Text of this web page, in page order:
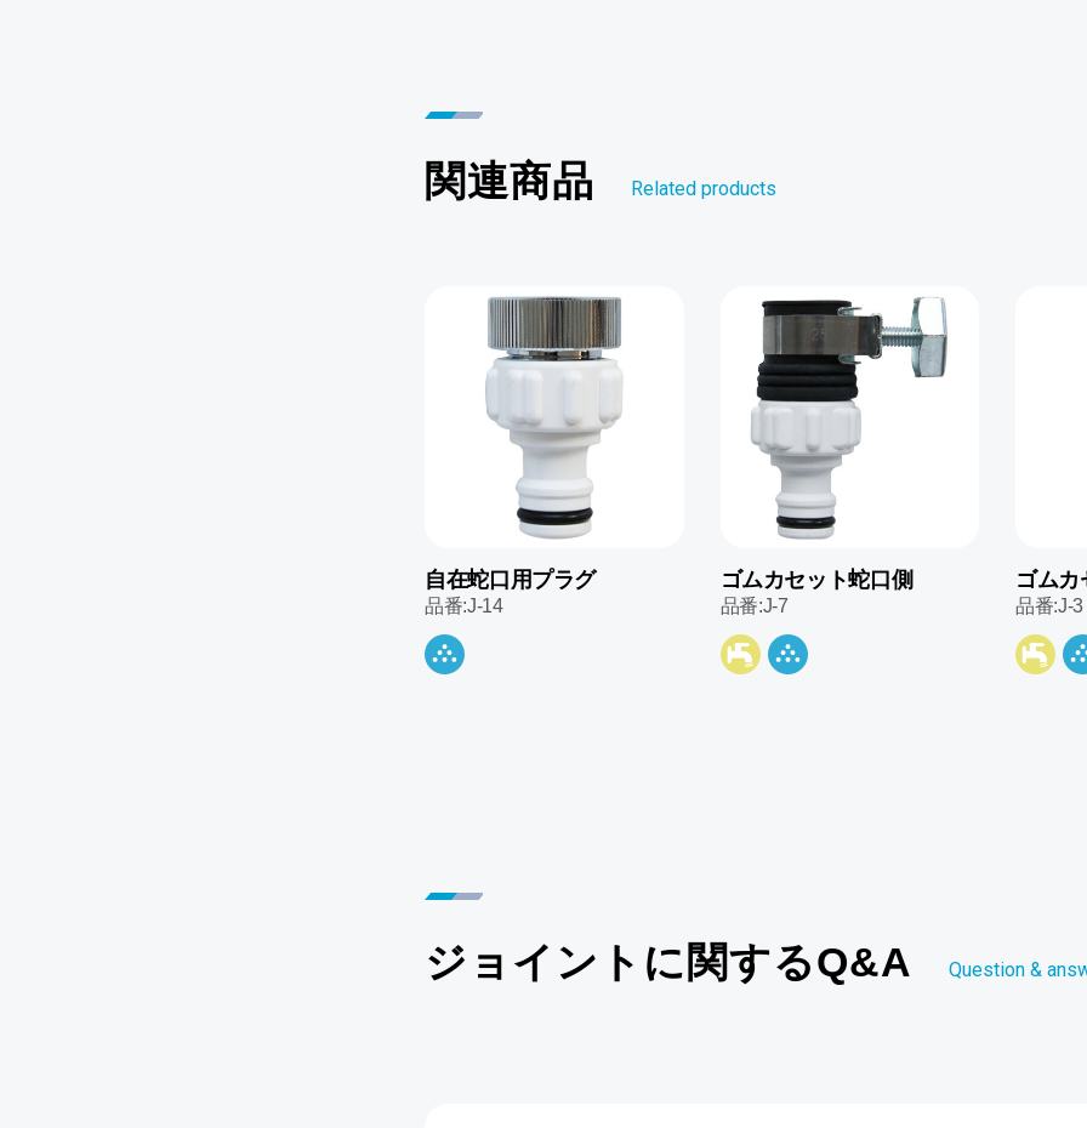
関連商品 Related products
自在蛇口用プラグ
品番:J-14
ゴムカセット蛇口側
品番:J-7
ゴムカ
品番:J-3
ジョイントに関するQ&A Question &